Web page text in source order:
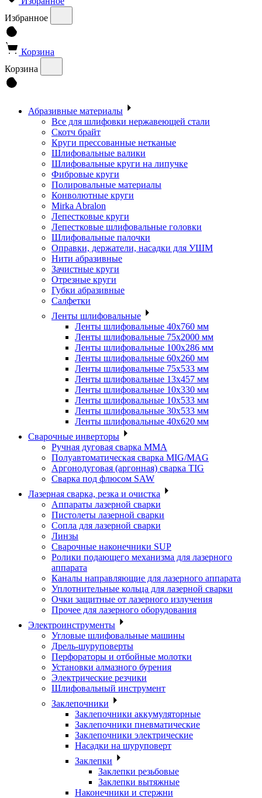
Избранное
Корзина
Корзина
Абразивные материалы
Все для шлифовки нержавеющей стали
Скотч брайт
Круги прессованные нетканые
Шлифовальные валики
Шлифовальные круги на липучке
Фибровые круги
Полировальные материалы
Конволютные круги
Mirka Abralon
Лепестковые круги
Лепестковые шлифовальные головки
Шлифовальные палочки
Оправки, держатели, насадки для УШМ
Нити абразивные
Зачистные круги
Отрезные круги
Губки абразивные
Салфетки
Ленты шлифовальные
Ленты шлифовальные 40х760 мм
Ленты шлифовальные 75х2000 мм
Ленты шлифовальные 100х286 мм
Ленты шлифовальные 60х260 мм
Ленты шлифовальные 75х533 мм
Ленты шлифовальные 13х457 мм
Ленты шлифовальные 10х330 мм
Ленты шлифовальные 10х533 мм
Ленты шлифовальные 30х533 мм
Ленты шлифовальные 40х620 мм
Сварочные инверторы
Ручная дуговая сварка MMA
Полуавтоматическая сварка MIG/MAG
Аргонодуговая (аргонная) сварка TIG
Сварка под флюсом SAW
Лазерная сварка, резка и очистка
Аппараты лазерной сварки
Пистолеты лазерной сварки
Сопла для лазерной сварки
Линзы
Сварочные наконечники SUP
Ролики подающего механизма для лазерного
аппарата
Каналы направляющие для лазерного аппарата
Уплотнительные кольца для лазерной сварки
Очки защитные от лазерного излучения
Прочее для лазерного оборудования
Электроинструменты
Угловые шлифовальные машины
Дрель-шуруповерты
Перфораторы и отбойные молотки
Установки алмазного бурения
Электрические резчики
Шлифовальный инструмент
Заклепочники
Заклепочники аккумуляторные
Заклепочники пневматические
Заклепочники электрические
Насадки на шуруповерт
Заклепки
Заклепки резьбовые
Заклепки вытяжные
Наконечники и стержни